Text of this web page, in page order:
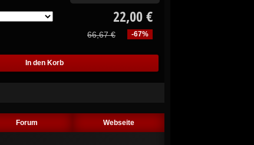
22,00 €
-67%
66,67 €
Forum Webseite